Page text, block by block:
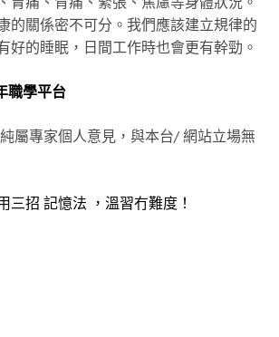
的關係密不可分。我們應該建立規律的
好的睡眠，日間工作時也會更有幹勁。
職學平台
屬專家個人意見，與本台/ 網站立場無
三招 記憶法 ，溫習冇難度！